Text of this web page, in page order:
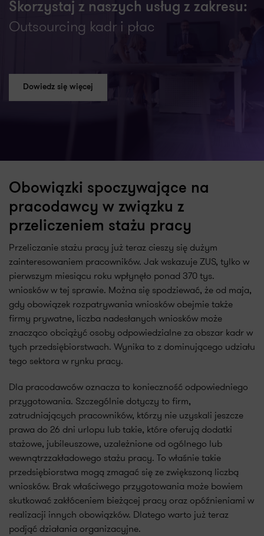
Skorzystaj z naszych usług z zakresu:
Outsourcing kadr i płac
Dowiedz się więcej
Obowiązki spoczywające na
pracodawcy w związku z
przeliczeniem stażu pracy
Przeliczanie stażu pracy już teraz cieszy się dużym
zainteresowaniem pracowników. Jak wskazuje ZUS, tylko w
pierwszym miesiącu roku wpłynęło ponad 370 tys.
wniosków w tej sprawie. Można się spodziewać, że od maja,
gdy obowiązek rozpatrywania wniosków obejmie także
firmy prywatne, liczba nadesłanych wniosków może
znacząco obciążyć osoby odpowiedzialne za obszar kadr w
tych przedsiębiorstwach. Wynika to z dominującego udziału
tego sektora w rynku pracy.
Dla pracodawców oznacza to konieczność odpowiedniego
przygotowania. Szczególnie dotyczy to firm,
zatrudniających pracowników, którzy nie uzyskali jeszcze
prawa do 26 dni urlopu lub takie, które oferują dodatki
stażowe, jubileuszowe, uzależnione od ogólnego lub
wewnątrzzakładowego stażu pracy. To właśnie takie
przedsiębiorstwa mogą zmagać się ze zwiększoną liczbą
wniosków. Brak właściwego przygotowania może bowiem
skutkować zakłóceniem bieżącej pracy oraz opóźnieniami w
realizacji innych obowiązków. Dlatego warto już teraz
podjąć działania organizacyjne.